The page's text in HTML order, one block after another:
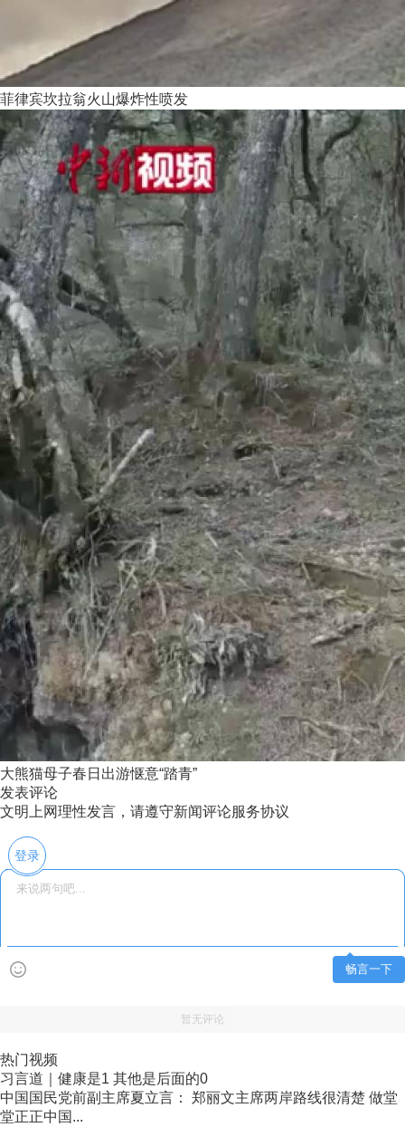
菲律宾坎拉翁火山爆炸性喷发
大熊猫母子春日出游惬意“踏青”
发表评论
文明上网理性发言，请遵守新闻评论服务协议
登录
畅言一下
暂无评论
热门视频
习言道｜健康是1 其他是后面的0
中国国民党前副主席夏立言： 郑丽文主席两岸路线很清楚 做堂
堂正正中国...